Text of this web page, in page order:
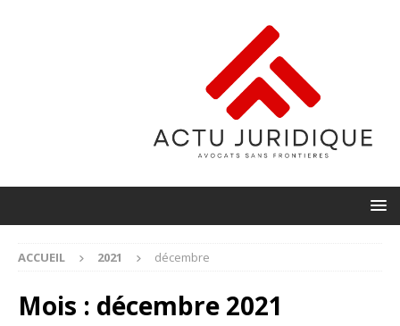
ACCUEIL 2021 décembre
Mois : décembre 2021